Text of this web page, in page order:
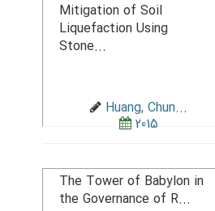
Mitigation of Soil
Liquefaction Using
Stone...
Huang, Chun...
2015
The Tower of Babylon in
the Governance of R...